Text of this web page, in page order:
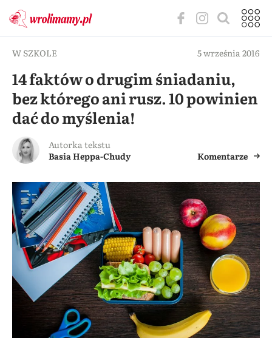
W SZKOLE 5 września 2016
14 faktów o drugim śniadaniu,
bez którego ani rusz. 10 powinien
dać do myślenia!
Autorka tekstu
Basia Heppa-Chudy
Komentarze